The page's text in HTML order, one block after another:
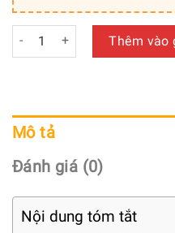
Đồng Hồ Gỗ Treo Tường
Thêm vào
Mô tả
Đánh giá (0)
Nội dung tóm tắt